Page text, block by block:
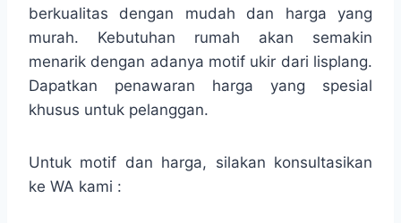
berkualitas dengan mudah dan harga yang
murah. Kebutuhan rumah akan semakin
menarik dengan adanya motif ukir dari lisplang.
Dapatkan penawaran harga yang spesial
khusus untuk pelanggan.
Untuk motif dan harga, silakan konsultasikan
ke WA kami :